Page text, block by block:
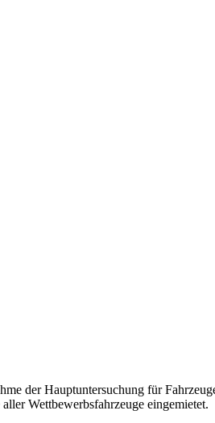
der Hauptuntersuchung für
Wettbewerbsfahrzeuge eingemietet.